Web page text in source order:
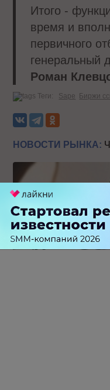
Итого -
время и
первичного
генеральный
Роман
Теги: Sape Биржи
НОВОСТИ РЫНКА: